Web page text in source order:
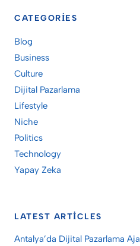
CATEGORIES
Blog
Business
Culture
Dijital Pazarlama
Lifestyle
Niche
Politics
Technology
Yapay Zeka
LATEST ARTICLES
Antalya’da Dijital Pazarlama